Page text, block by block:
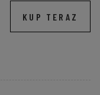
KUP TERAZ